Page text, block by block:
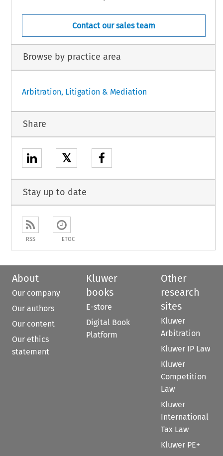
Contact our sales team
Browse by practice area
Arbitration, Litigation & Mediation
Share
𝕏
Stay up to date
RSS ETOC
About
Our company
Our authors
Our content
Our ethics
statement
Kluwer
books
E-store
Digital Book
Platform
Other
research
sites
Kluwer
Arbitration
Kluwer IP Law
Kluwer
Competition
Law
Kluwer
International
Tax Law
Kluwer PE+